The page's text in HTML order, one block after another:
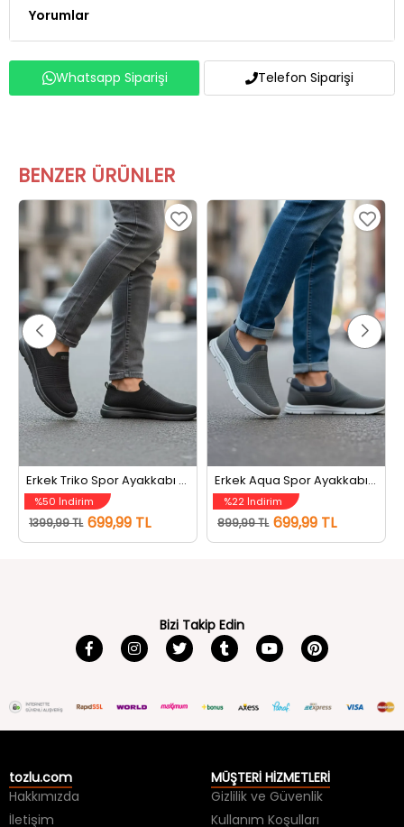
Yorumlar
Whatsapp Siparişi Telefon Siparişi
BENZER ÜRÜNLER
Erkek Triko Spor Ayakkabı Siyah
%50 İndirim
1399,99 TL 699,99 TL
Erkek Aqua Spor Ayakkabı Füme
%22 İndirim
899,99 TL 699,99 TL
Bizi Takip Edin
tozlu.com
Hakkımızda
İletişim
MÜŞTERİ HİZMETLERİ
Gizlilik ve Güvenlik
Kullanım Koşulları